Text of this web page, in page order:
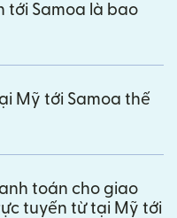
tới Samoa là bao
Mỹ tới Samoa thế
toán cho giao
tuyến từ tại Mỹ tới